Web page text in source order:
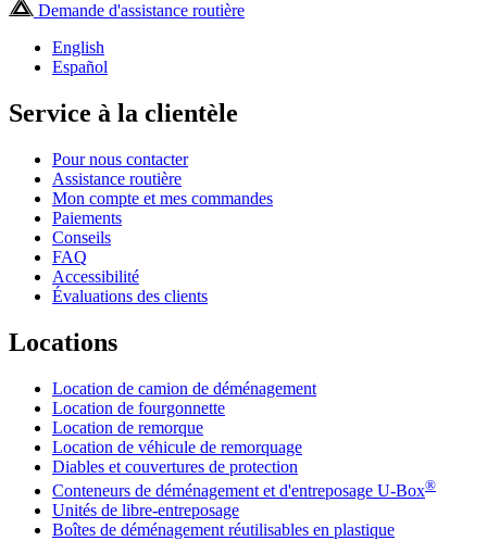
Demande d'assistance routière
English
Español
Service à la clientèle
Pour nous contacter
Assistance routière
Mon compte et mes commandes
Paiements
Conseils
FAQ
Accessibilité
Évaluations des clients
Locations
Location de camion de déménagement
Location de fourgonnette
Location de remorque
Location de véhicule de remorquage
Diables et couvertures de protection
Conteneurs de déménagement et d'entreposage U-Box®
Unités de libre-entreposage
Boîtes de déménagement réutilisables en plastique